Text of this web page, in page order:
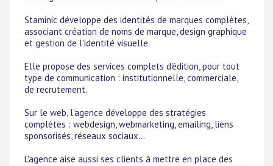
Staminic développe des identités de marques complètes,
associant création de noms de marque, design graphique
et gestion de l'identité visuelle.
Elle propose des services complets d'édition, pour tout
type de communication : institutionnelle, commerciale,
de recrutement.
Sur le web, l'agence développe des stratégies
complètes : webdesign, webmarketing, emailing, liens
sponsorisés, réseaux sociaux...
L'agence aise aussi ses clients à mettre en place des